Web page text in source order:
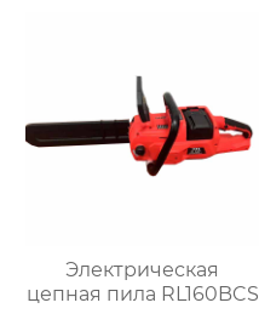
Электрическая
цепная пила RL160BCS